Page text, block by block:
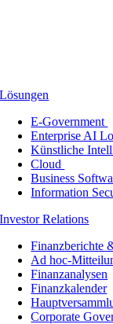
Lösungen
E-Government
Enterprise AI
Künstliche
Cloud
Business
Information
Investor Relations
Finanzberichte
Ad hoc-
Finanzanalysen
Finanzkalender
Corporate